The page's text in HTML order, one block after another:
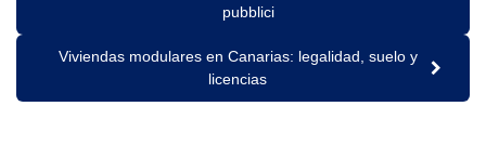
pubblici
Viviendas modulares en Canarias: legalidad, suelo y
licencias